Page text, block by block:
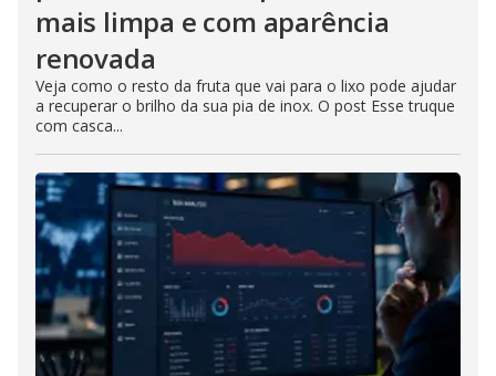
mais limpa e com aparência
renovada
Veja como o resto da fruta que vai para o lixo pode ajudar
a recuperar o brilho da sua pia de inox. O post Esse truque
com casca...